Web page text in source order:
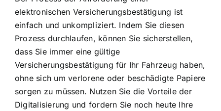
elektronischen Versicherungsbestätigung ist
einfach und unkompliziert. Indem Sie diesen
Prozess durchlaufen, können Sie sicherstellen,
dass Sie immer eine gültige
Versicherungsbestätigung für Ihr Fahrzeug haben,
ohne sich um verlorene oder beschädigte Papiere
sorgen zu müssen. Nutzen Sie die Vorteile der
Digitalisierung und fordern Sie noch heute Ihre